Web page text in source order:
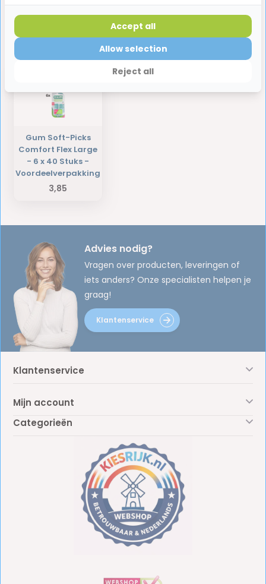
Reviews
Laatst bekeken producten
Gum Soft-Picks
Comfort Flex Large
- 6 x 40 Stuks -
Voordeelverpakking
3,85
Advies nodig?
Vragen over producten, leveringen of
iets anders? Onze specialisten helpen je
graag!
Klantenservice
Klantenservice
Mijn account
Categorieën
Reject all
Allow selection
Accept all